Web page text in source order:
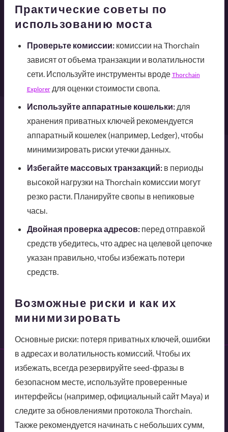
Практические советы по
использованию моста
Проверьте комиссии:комиссии на Thorchain
зависят от объема транзакции и волатильности
сети. Используйте инструменты вроде Thorchain
Explorerдля оценки стоимости свопа.
Используйте аппаратные кошельки:для
хранения приватных ключей рекомендуется
аппаратный кошелек (например, Ledger), чтобы
минимизировать риски утечки данных.
Избегайте массовых транзакций:в периоды
высокой нагрузки на Thorchain комиссии могут
резко расти. Планируйте свопы в непиковые
часы.
Двойная проверка адресов:перед отправкой
средств убедитесь, что адрес на целевой цепочке
указан правильно, чтобы избежать потери
средств.
Возможные риски и как их
минимизировать
Основные риски: потеря приватных ключей, ошибки
в адресах и волатильность комиссий. Чтобы их
избежать, всегда резервируйте seed-фразы в
безопасном месте, используйте проверенные
интерфейсы (например, официальный сайт Maya) и
следите за обновлениями протокола Thorchain.
Также рекомендуется начинать с небольших сумм,